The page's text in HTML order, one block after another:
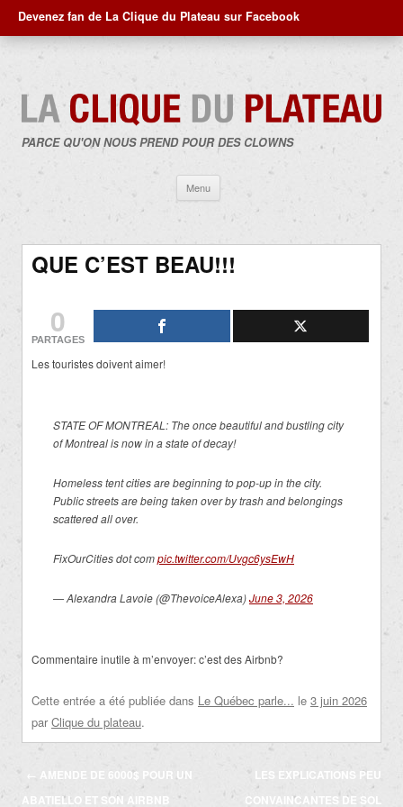
Devenez fan de La Clique du Plateau sur Facebook
PARCE QU'ON NOUS PREND POUR DES CLOWNS
Menu
contenu
QUE C’EST BEAU!!!
0
PARTAGES
Les touristes doivent aimer!
STATE OF MONTREAL: The once beautiful and bustling city
of Montreal is now in a state of decay!
Homeless tent cities are beginning to pop-up in the city.
Public streets are being taken over by trash and belongings
scattered all over.
FixOurCities dot compic.twitter.com/Uvgc6ysEwH
— Alexandra Lavoie (@ThevoiceAlexa)June 3, 2026
Commentaire inutile à m’envoyer: c’est des Airbnb?
Cette entrée a été publiée dans Le Québec parle... le 3 juin 2026
par Clique du plateau.
Navigation
des
← AMENDE DE 6000$ POUR UN
ABATIELLO ET SON AIRBNB
LES EXPLICATIONS PEU
CONVAINCANTES DE SOL